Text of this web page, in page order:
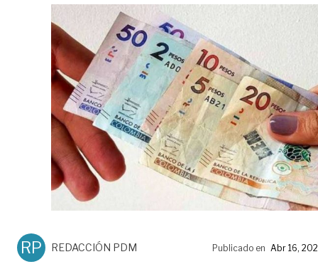
RP REDACCIÓN PDM Publicado en Abr 16,